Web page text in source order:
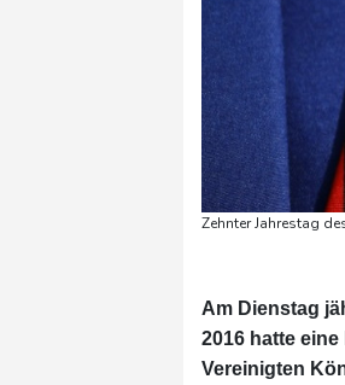
Zehnter Jahrestag
Am Dienstag
2016 hatte
Vereinigten